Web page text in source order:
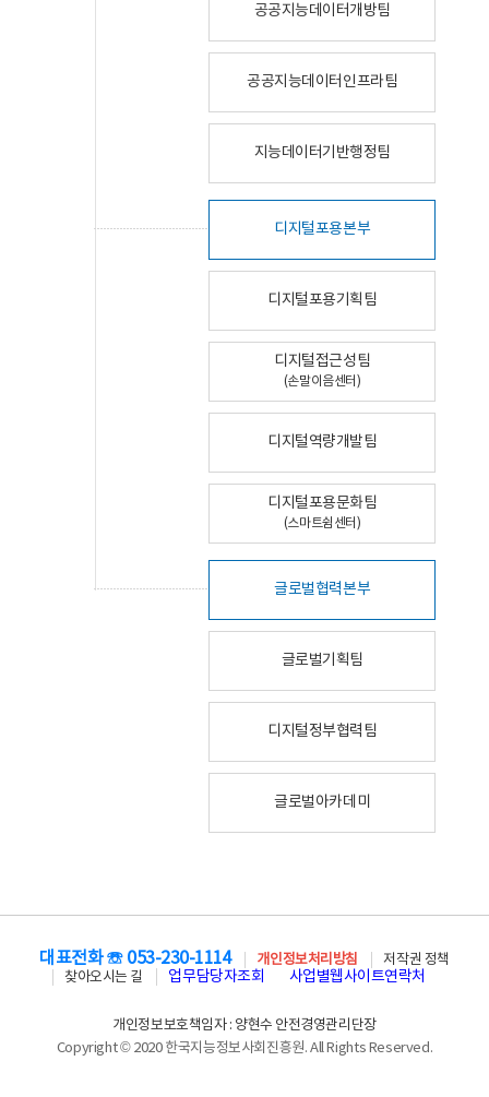
공공지능데이터개방팀
공공지능데이터인프라팀
지능데이터기반행정팀
디지털포용본부
디지털포용기획팀
디지털접근성팀
(손말이음센터)
디지털역량개발팀
디지털포용문화팀
(스마트쉼센터)
글로벌협력본부
글로벌기획팀
디지털정부협력팀
글로벌아카데미
대표전화 ☏ 053-230-1114 개인정보처리방침
저작권 정책
찾아오시는 길
업무담당자조회 사업별웹사이트연락처
개인정보보호책임자 : 양현수 안전경영관리단장
Copyright © 2020 한국지능정보사회진흥원. All Rights Reserved.